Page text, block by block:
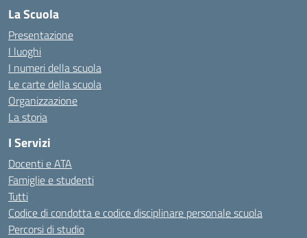
La Scuola
Presentazione
I luoghi
I numeri della scuola
Le carte della scuola
Organizzazione
La storia
I Servizi
Docenti e ATA
Famiglie e studenti
Tutti
Codice di condotta e codice disciplinare personale scuola
Percorsi di studio